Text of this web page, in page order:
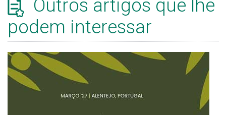
Outros artigos que lhe
podem interessar